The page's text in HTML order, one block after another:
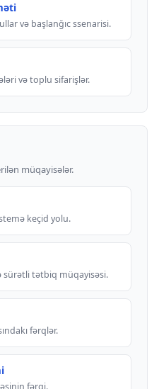
və başlanğıc ssenarisi.
və toplu sifarişlər.
müqayisələr.
keçid yolu.
sürətli tətbiq müqayisəsi.
fərqlər.
fərqi.